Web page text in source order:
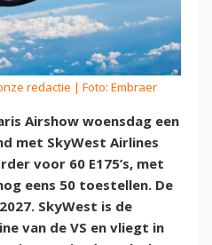
redactie | Foto: Embraer
Airshow woensdag een
met SkyWest Airlines
voor 60 E175’s, met
eens 50 toestellen. De
SkyWest is de
van de VS en vliegt in